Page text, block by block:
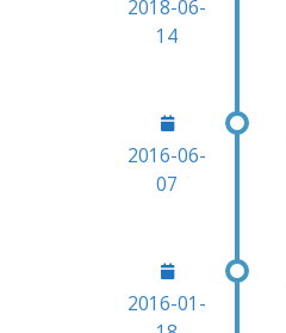
2018-06-
14
2016-06-
07
2016-01-